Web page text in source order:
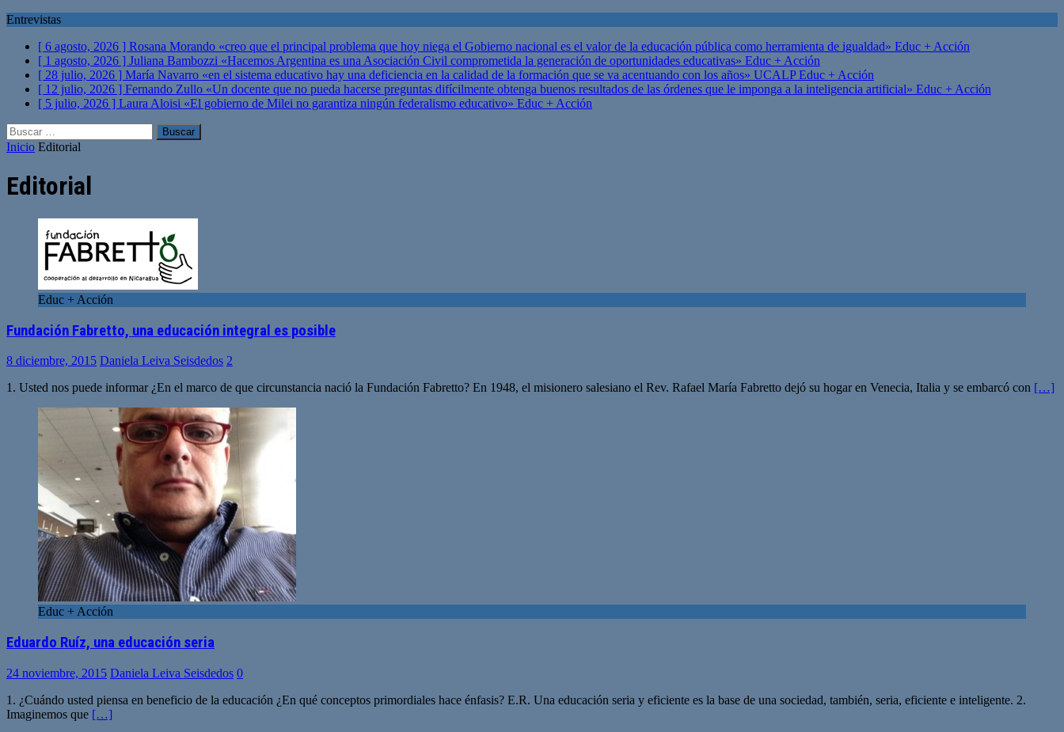
Entrevistas
[ 6 agosto, 2026 ] Rosana Morando «creo que el principal problema que hoy niega el Gobierno nacional es el valor de la educación pública como herramienta de igualdad» Educ + Acción
[ 1 agosto, 2026 ] Juliana Bambozzi «Hacemos Argentina es una Asociación Civil comprometida la generación de oportunidades educativas» Educ + Acción
[ 28 julio, 2026 ] María Navarro «en el sistema educativo hay una deficiencia en la calidad de la formación que se va acentuando con los años» UCALPEduc + Acción
[ 12 julio, 2026 ] Fernando Zullo «Un docente que no pueda hacerse preguntas difícilmente obtenga buenos resultados de las órdenes que le imponga a la inteligencia artificial» Educ + Acción
[ 5 julio, 2026 ] Laura Aloisi «El gobierno de Milei no garantiza ningún federalismo educativo» Educ + Acción
Buscar:
Inicio Editorial
Editorial
Educ + Acción
Fundación Fabretto, una educación integral es posible
8 diciembre, 2015 Daniela Leiva Seisdedos 2
1. Usted nos puede informar ¿En el marco de que circunstancia nació la Fundación Fabretto? En 1948, el misionero salesiano el Rev. Rafael María Fabretto dejó su hogar en Venecia, Italia y se embarcó con […]
Educ + Acción
Eduardo Ruíz, una educación seria
24 noviembre, 2015 Daniela Leiva Seisdedos 0
1. ¿Cuándo usted piensa en beneficio de la educación ¿En qué conceptos primordiales hace énfasis? E.R. Una educación seria y eficiente es la base de una sociedad, también, seria, eficiente e inteligente. 2.
Imaginemos que […]